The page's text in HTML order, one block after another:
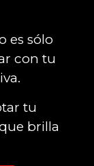
es sólo
con tu
tu
brilla